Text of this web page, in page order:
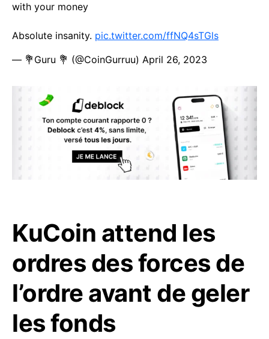
with your money
Absolute insanity. pic.twitter.com/ffNQ4sTGls
— 💐Guru 💐 (@CoinGurruu) April 26, 2023
KuCoin attend les
ordres des forces de
l’ordre avant de geler
les fonds